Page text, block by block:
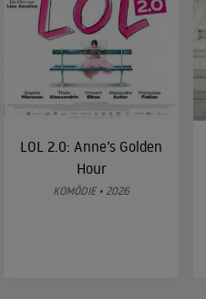
LOL 2.0: Anne’s Golden
Hour
KOMÖDIE • 2026